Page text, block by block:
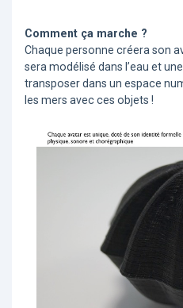
Comment ça marche ?
Chaque personne créera son
sera modélisé dans l’eau et
transposer dans un espace
les mers avec ces objets !